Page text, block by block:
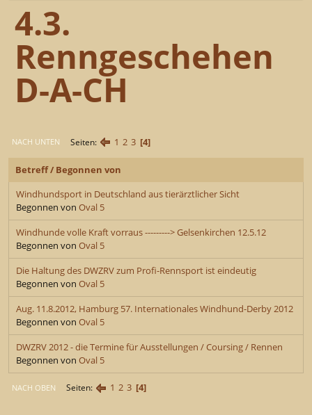
4.3.
Renngeschehen
D-A-CH
NACH UNTEN Seiten 1 2 3 4
Betreff/ Begonnen von
Windhundsport in Deutschland aus tierärztlicher Sicht
Begonnen von Oval 5
Windhunde volle Kraft vorraus ---------> Gelsenkirchen 12.5.12
Begonnen von Oval 5
Die Haltung des DWZRV zum Profi-Rennsport ist eindeutig
Begonnen von Oval 5
Aug. 11.8.2012, Hamburg 57. Internationales Windhund-Derby 2012
Begonnen von Oval 5
DWZRV 2012 - die Termine für Ausstellungen / Coursing / Rennen
Begonnen von Oval 5
NACH OBEN Seiten 1 2 3 4